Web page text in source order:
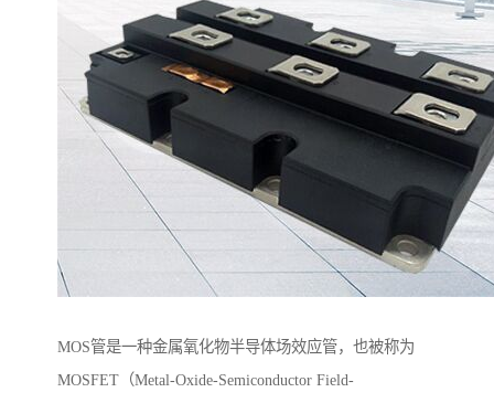
MOS管是一种金属氧化物半导体场效应管，也被称为
MOSFET（Metal-Oxide-Semiconductor Field-